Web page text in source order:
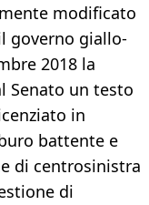
modificato
governo giallo-
2018 la
Senato un testo
in
battente e
di centrosinistra
di